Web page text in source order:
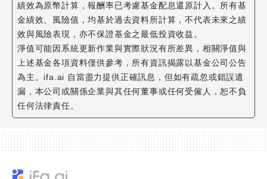
績效為原幣計算，報酬率已考慮基金配息還原計入。所有基
金績效、風險值，均基於過去資料所計算，不代表未來之績
效與風險表現，亦不保證基金之最低投資收益。
淨值可能因系統更新作業與實際狀況有所差異，相關淨值與
上述基金各項資料僅供參考，所有資訊揭露以基金公司公告
為主。ifa.ai 自當盡力提供正確訊息，但如有疏忽或錯誤遺
漏，本公司或關係企業與其任何董事或任何受僱人，恕不負
任何法律責任。